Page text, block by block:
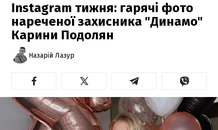
Instagram тижня: гарячі фото
нареченої захисника "Динамо"
Карини Подолян
Назарій Лазур